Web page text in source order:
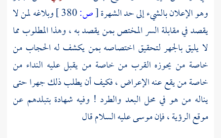
وهو الإعلان بالشيء إلى حد الشهرة[ص:
وبلاغه لمن لا
يقصد في مقابلة السر المختص بمن يقصد به ، وهذا المطلوب مما
لا يليق بالجهر لتحقيق اختصاصه بمن يكشف له الحجاب من
خاصة من يحوزه القرب من خاصة من يقبل عليه النداء من
خاصة من يقع عنه الإعراض ، فكيف أن يطلب ذلك جهرا حتى
يناله من هو في محل البعد والطرد ! وفيه شهادة بتبلدهم عن
موقع الرؤية ، فإنموسىعليه السلام قال